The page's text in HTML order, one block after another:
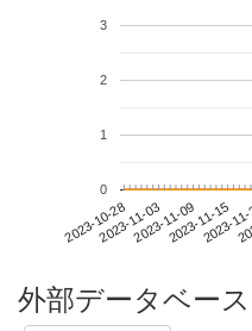
2023-10-282023-11-032023-11-092023-11-15
2023-
0
1
2
3
外部データベー